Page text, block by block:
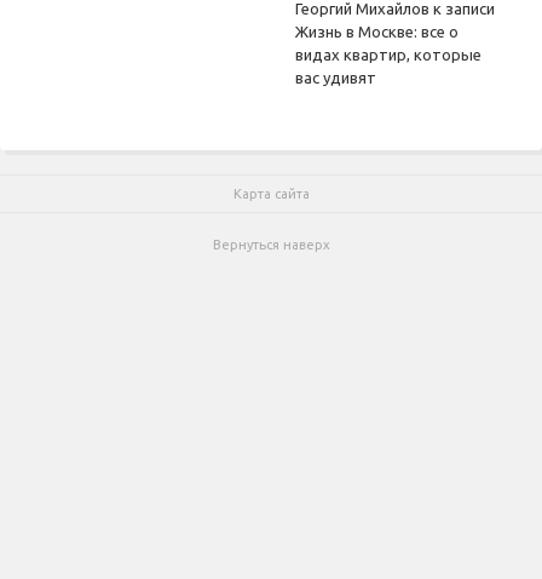
Георгий Михайлов к записи
Жизнь в Москве: все о
видах квартир, которые
вас удивят
Карта сайта
Вернуться наверх